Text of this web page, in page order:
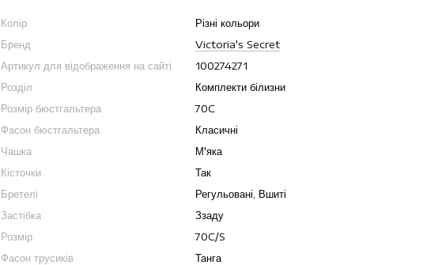
Колір
Різні кольори
Бренд
Victoria's Secret
Артикул для відображення на сайті
100274271
Розділ
Комплекти білизни
Розмір бюстгальтера
70C
Фасон бюстгальтера
Класичні
Чашка
М'яка
Кісточки
Так
Бретелі
Регульовані, Вшиті
Застібка
Ззаду
Розмір
70C/S
Фасон трусиків
Танга